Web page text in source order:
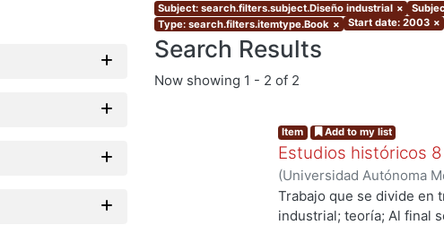
Subject: search.filters.subject.Diseño industrial ×
Type: search.filters.itemtype.Book × Start date: 2003 ×
Search Results
Now showing 1 - 2 of 2
Item Add to my list
Estudios históricos
(Universidad Autónoma
Artes para el Diseño,
Redondo Gómez, Maruja,
Trabajo que se divide en
industrial; teoría; Al final